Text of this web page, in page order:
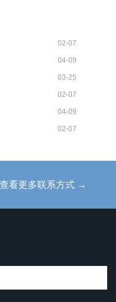
02-07
04-09
03-25
02-07
04-09
02-07
看更多联系方式 →